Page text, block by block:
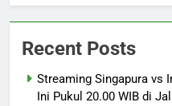
Recent Posts
Streaming Singapura vs
Ini Pukul 20.00 WIB di